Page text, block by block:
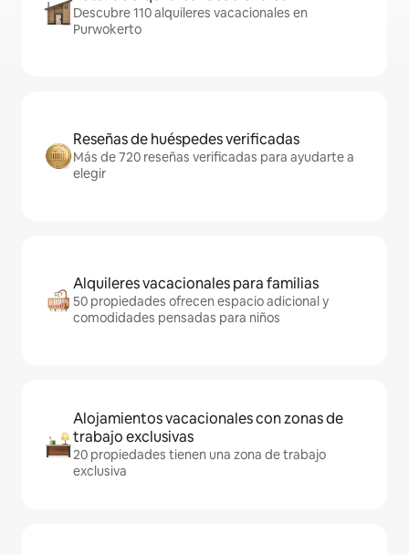
Descubre 110 alquileres vacacionales en
Purwokerto
Reseñas de huéspedes verificadas
Más de 720 reseñas verificadas para ayudarte a
elegir
Alquileres vacacionales para familias
50 propiedades ofrecen espacio adicional y
comodidades pensadas para niños
Alojamientos vacacionales con zonas de
trabajo exclusivas
20 propiedades tienen una zona de trabajo
exclusiva